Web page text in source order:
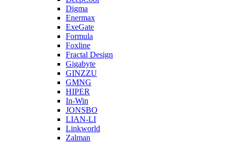
Digma
Enermax
ExeGate
Formula
Foxline
Fractal Design
Gigabyte
GINZZU
GMNG
HIPER
In-Win
JONSBO
LIAN-LI
Linkworld
Zalman